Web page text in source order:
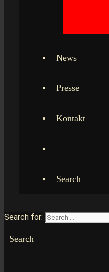
News
Presse
Kontakt
Search
Search for:
Search